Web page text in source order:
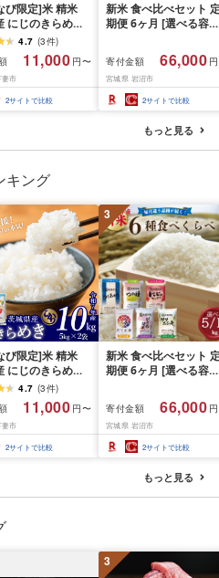
び限定]米 精米
にじのきらめき
月 FN-Limited-
4.7 (3件)
11,000 円〜
市
2サイトで比較
新米 食べ比べセット
期便 6ヶ月 [選べる容
ん つきあかり つや姫
じのきらめき だて正夢
ひとめぼれ ササニシキ
セット 銘柄米 味比べ
リエーション お楽しみ
食味 毎日の食卓 毎月
わる 色々試せる 志賀
米 岩沼産米
寄付金額 66,000
宮城県 岩沼市
2サイトで比較
もっと見る
キング
び限定]米 精米
にじのきらめき
月 FN-Limited-
4.7 (3件)
11,000 円〜
市
2サイトで比較
3
新米 食べ比べセット
期便 6ヶ月 [選べる容
ん つきあかり つや姫
じのきらめき だて正夢
ひとめぼれ ササニシキ
セット 銘柄米 味比べ
リエーション お楽しみ
食味 毎日の食卓 毎月
わる 色々試せる 志賀
米 岩沼産米
寄付金額 66,000
宮城県 岩沼市
2サイトで比較
もっと見る
3